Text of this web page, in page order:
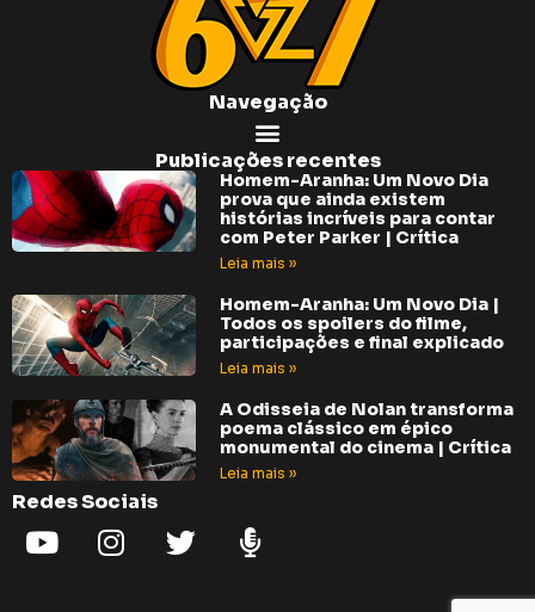
Navegação
Publicações recentes
Homem-Aranha: Um Novo Dia
prova que ainda existem
histórias incríveis para contar
com Peter Parker | Crítica
Leia mais »
Homem-Aranha: Um Novo Dia |
Todos os spoilers do filme,
participações e final explicado
Leia mais »
A Odisseia de Nolan transforma
poema clássico em épico
monumental do cinema | Crítica
Leia mais »
Redes Sociais